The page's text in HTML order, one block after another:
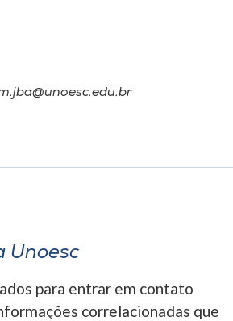
Unoesc
para entrar em contato
correlacionadas que